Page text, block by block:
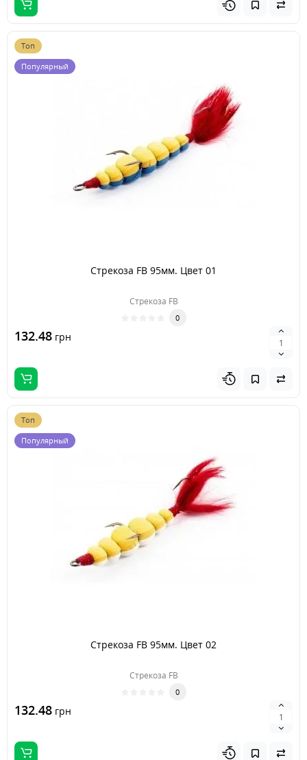
Топ
Популярный
Стрекоза FB 95мм. Цвет 01
Стрекоза FB
0
132.48 грн
Топ
Популярный
Стрекоза FB 95мм. Цвет 02
Стрекоза FB
0
132.48 грн